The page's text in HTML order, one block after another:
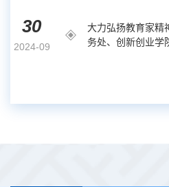
30
2024-09
大力弘扬教育家
务处、创新创业学
英医学研究院党委